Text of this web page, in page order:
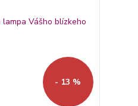
- 13 %